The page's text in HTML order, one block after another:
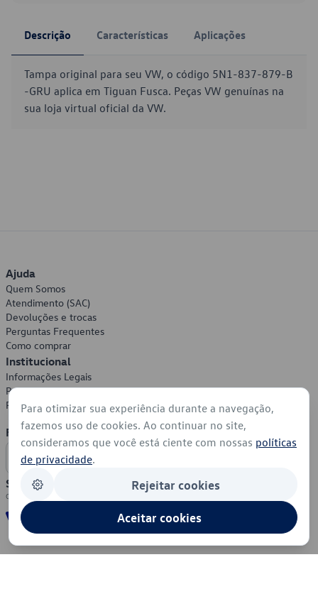
Descrição Características Aplicações
Tampa original para seu VW, o código 5N1-837-879-B
-GRU aplica em Tiguan Fusca. Peças VW genuínas na
sua loja virtual oficial da VW.
Ajuda
Quem Somos
Atendimento (SAC)
Devoluções e trocas
Perguntas Frequentes
Como comprar
Institucional
Informações Legais
Política de Privacidade
Política de Cookies
Formas de Pagamento
Segurança
Para otimizar sua experiência durante a navegação,
fazemos uso de cookies. Ao continuar no site,
consideramos que você está ciente com nossas políticas
de privacidade.
Rejeitar cookies
Aceitar cookies